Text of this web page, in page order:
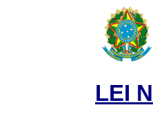
LEI N